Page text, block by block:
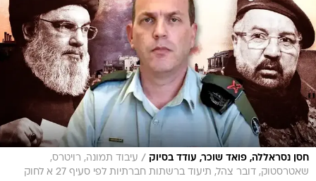
חסן נסראללה, פואד שוכר, עודד בסיוק / עיבוד תמונה, רויטרס,
שאטרסטוק, דובר צהל, תיעוד ברשתות חברתיות לפי סעיף 27 א לחוק